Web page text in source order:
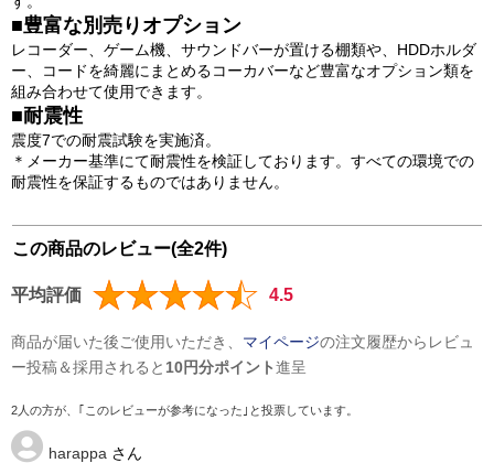
■豊富な別売りオプション
レコーダー、ゲーム機、サウンドバーが置ける棚類や、HDDホルダ
ー、コードを綺麗にまとめるコーカバーなど豊富なオプション類を
組み合わせて使用できます。
■耐震性
震度7での耐震試験を実施済。
＊メーカー基準にて耐震性を検証しております。すべての環境での
耐震性を保証するものではありません。
この商品のレビュー(全2件)
平均評価 4.5
商品が届いた後ご使用いただき、 マイページの注文履歴からレビュ
ー投稿＆採用されると 10円分ポイント進呈
2人の方が、｢このレビューが参考になった｣と投票しています。
harappa さん